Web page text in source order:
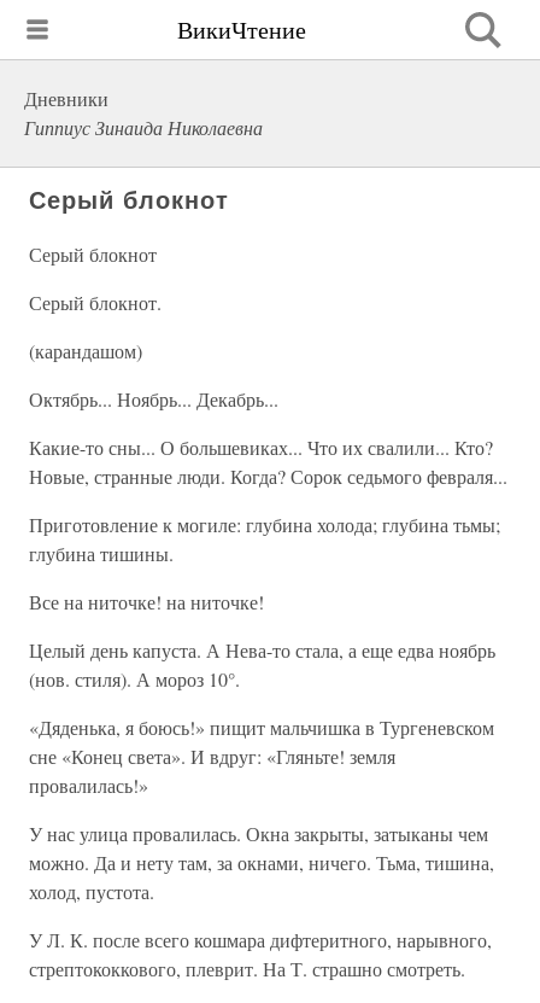
ВикиЧтение
Дневники
Гиппиус Зинаида Николаевна
Серый блокнот
Серый блокнот
Серый блокнот.
(карандашом)
Октябрь... Ноябрь... Декабрь...
Какие-то сны... О большевиках... Что их свалили... Кто?
Новые, странные люди. Когда? Сорок седьмого февраля...
Приготовление к могиле: глубина холода; глубина тьмы;
глубина тишины.
Все на ниточке! на ниточке!
Целый день капуста. А Нева-то стала, а еще едва ноябрь
(нов. стиля). А мороз 10°.
«Дяденька, я боюсь!» пищит мальчишка в Тургеневском
сне «Конец света». И вдруг: «Гляньте! земля
провалилась!»
У нас улица провалилась. Окна закрыты, затыканы чем
можно. Да и нету там, за окнами, ничего. Тьма, тишина,
холод, пустота.
У Л. К. после всего кошмара дифтеритного, нарывного,
стрептококкового, плеврит. На Т. страшно смотреть.